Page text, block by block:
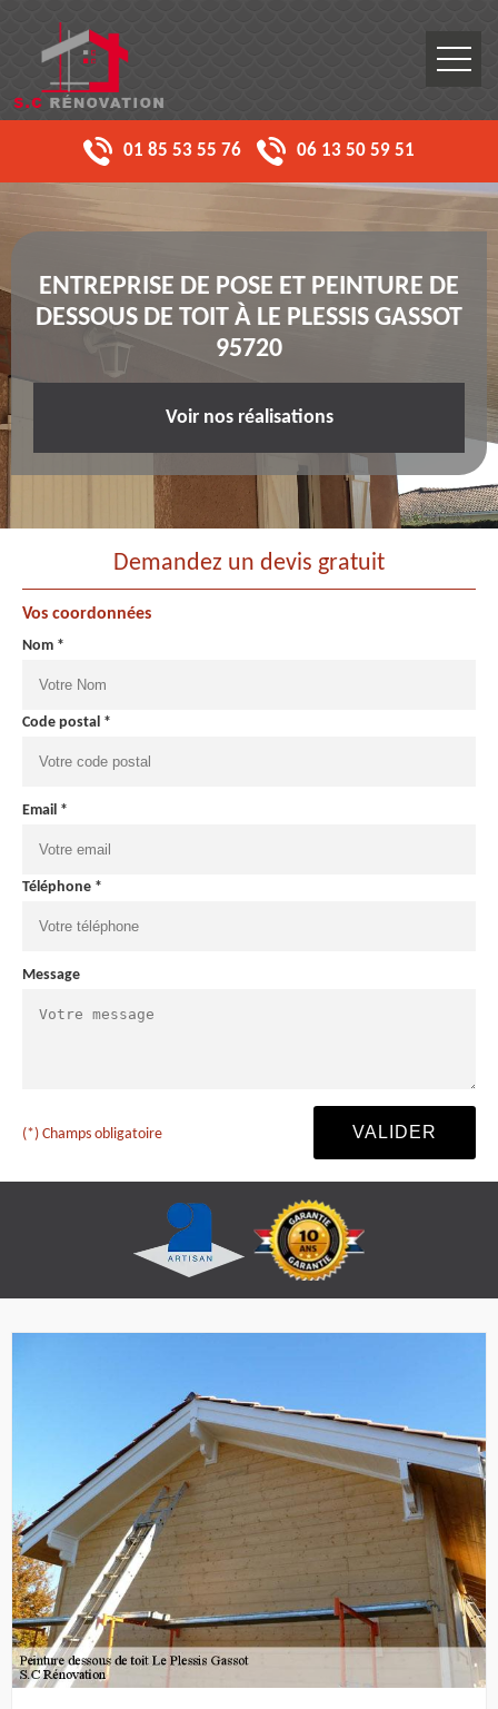
01 85 53 55 76 06 13 50 59 51
ENTREPRISE DE POSE ET PEINTURE DE
DESSOUS DE TOIT À LE PLESSIS GASSOT
95720
Voir nos réalisations
Demandez un devis gratuit
Vos coordonnées
Nom *
Code postal *
Email *
Téléphone *
Message
(*) Champs obligatoire